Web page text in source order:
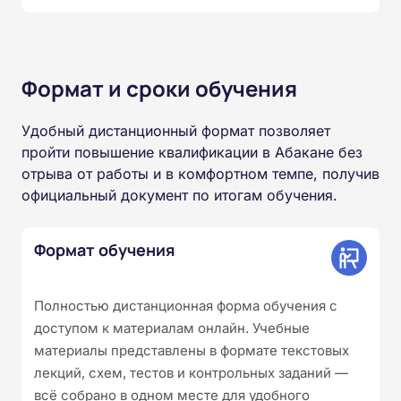
Формат и сроки обучения
Удобный дистанционный формат позволяет
пройти повышение квалификации в Абакане без
отрыва от работы и в комфортном темпе, получив
официальный документ по итогам обучения.
Формат обучения
Полностью дистанционная форма обучения с
доступом к материалам онлайн. Учебные
материалы представлены в формате текстовых
лекций, схем, тестов и контрольных заданий —
всё собрано в одном месте для удобного